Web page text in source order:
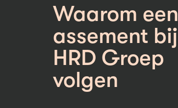
Waarom een
assement bij
HRD Groep
volgen